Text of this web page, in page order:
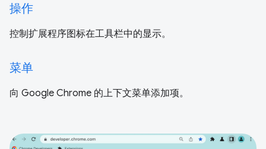
操作
控制扩展程序图标在工具栏中的显示。
菜单
向 Google Chrome 的上下文菜单添加项。